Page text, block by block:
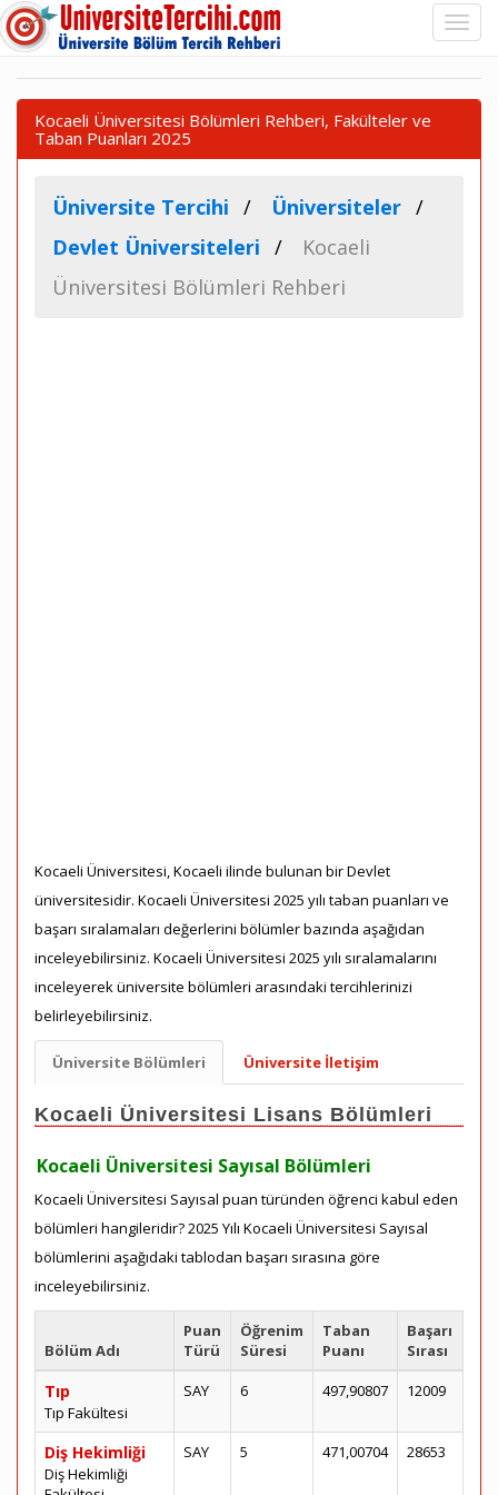
Kocaeli Üniversitesi Bölümleri Rehberi, Fakülteler ve
Taban Puanları 2025
Üniversite Tercihi
Üniversiteler
Devlet Üniversiteleri
Kocaeli
Üniversitesi Bölümleri Rehberi
Kocaeli Üniversitesi, Kocaeli ilinde bulunan bir Devlet
üniversitesidir. Kocaeli Üniversitesi 2025 yılı taban puanları ve
başarı sıralamaları değerlerini bölümler bazında aşağıdan
inceleyebilirsiniz. Kocaeli Üniversitesi 2025 yılı sıralamalarını
inceleyerek üniversite bölümleri arasındaki tercihlerinizi
belirleyebilirsiniz.
Üniversite Bölümleri Üniversite İletişim
Kocaeli Üniversitesi Lisans Bölümleri
Kocaeli Üniversitesi Sayısal Bölümleri
Kocaeli Üniversitesi Sayısal puan türünden öğrenci kabul eden
bölümleri hangileridir? 2025 Yılı Kocaeli Üniversitesi Sayısal
bölümlerini aşağıdaki tablodan başarı sırasına göre
inceleyebilirsiniz.
Bölüm Adı
Puan
Türü
Öğrenim
Süresi
Taban
Puanı
Başarı
Sırası
Tıp
Tıp Fakültesi
SAY 6 497,90807 12009
Diş Hekimliği
Diş Hekimliği
SAY 5 471,00704 28653